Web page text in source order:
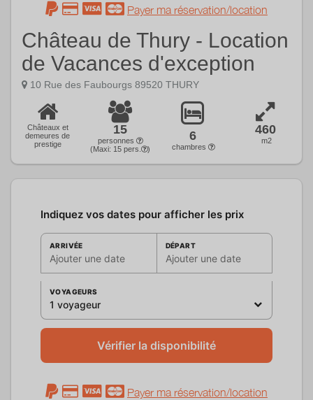
Payer ma réservation/location
Château de Thury - Location
de Vacances d'exception
10 Rue des Faubourgs 89520 THURY
Châteaux et
demeures de
prestige
15
personnes
(Maxi: 15 pers. )
6
chambres
460
m2
Indiquez vos dates pour afficher les prix
ARRIVÉE
Ajouter une date
DÉPART
Ajouter une date
VOYAGEURS
1 voyageur
Vérifier la disponibilité
Payer ma réservation/location